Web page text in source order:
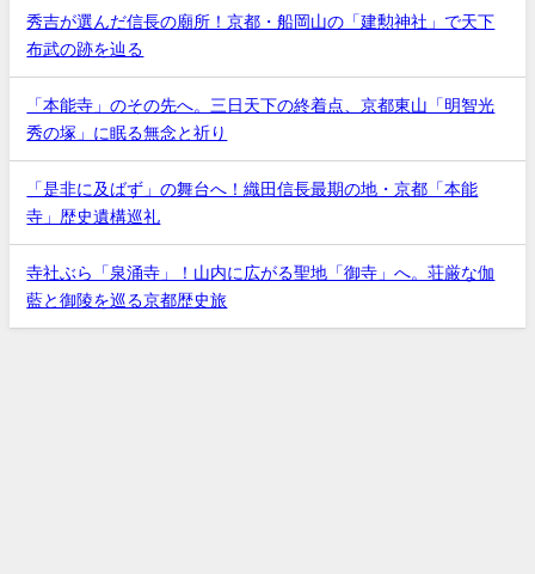
秀吉が選んだ信長の廟所！京都・船岡山の「建勲神社」で天下
布武の跡を辿る
「本能寺」のその先へ。三日天下の終着点、京都東山「明智光
秀の塚」に眠る無念と祈り
「是非に及ばず」の舞台へ！織田信長最期の地・京都「本能
寺」歴史遺構巡礼
寺社ぶら「泉涌寺」！山内に広がる聖地「御寺」へ。荘厳な伽
藍と御陵を巡る京都歴史旅